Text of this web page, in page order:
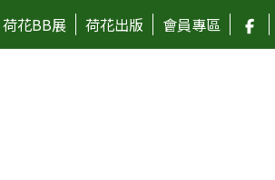
荷花BB展 荷花出版 會員專區